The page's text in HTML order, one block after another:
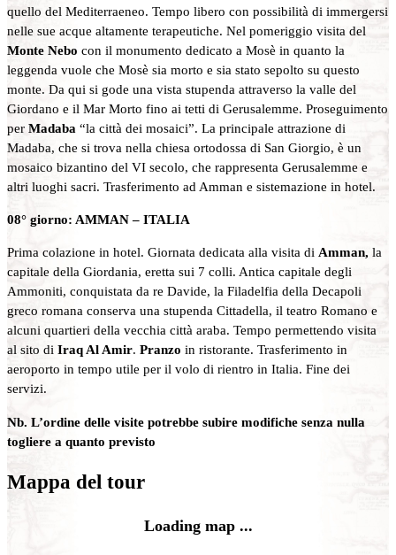
quello del Mediterraeneo. Tempo libero con possibilità di immergersi
nelle sue acque altamente terapeutiche. Nel pomeriggio visita del
Monte Nebo con il monumento dedicato a Mosè in quanto la
leggenda vuole che Mosè sia morto e sia stato sepolto su questo
monte. Da qui si gode una vista stupenda attraverso la valle del
Giordano e il Mar Morto fino ai tetti di Gerusalemme. Proseguimento
per Madaba “la città dei mosaici”. La principale attrazione di
Madaba, che si trova nella chiesa ortodossa di San Giorgio, è un
mosaico bizantino del VI secolo, che rappresenta Gerusalemme e
altri luoghi sacri. Trasferimento ad Amman e sistemazione in hotel.
08° giorno: AMMAN – ITALIA
Prima colazione in hotel. Giornata dedicata alla visita di Amman, la
capitale della Giordania, eretta sui 7 colli. Antica capitale degli
Ammoniti, conquistata da re Davide, la Filadelfia della Decapoli
greco romana conserva una stupenda Cittadella, il teatro Romano e
alcuni quartieri della vecchia città araba. Tempo permettendo visita
al sito di Iraq Al Amir. Pranzo in ristorante. Trasferimento in
aeroporto in tempo utile per il volo di rientro in Italia. Fine dei
servizi.
Nb. L’ordine delle visite potrebbe subire modifiche senza nulla
togliere a quanto previsto
Mappa del tour
Loading map ...